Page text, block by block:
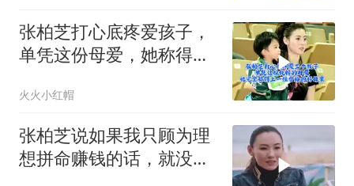
张柏芝打心底疼爱孩子，
单凭这份母爱，她称得上
火火小红帽
张柏芝说如果我只顾为理
想拼命赚钱的话，就没有